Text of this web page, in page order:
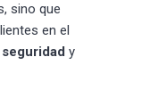
sino que
en el
y